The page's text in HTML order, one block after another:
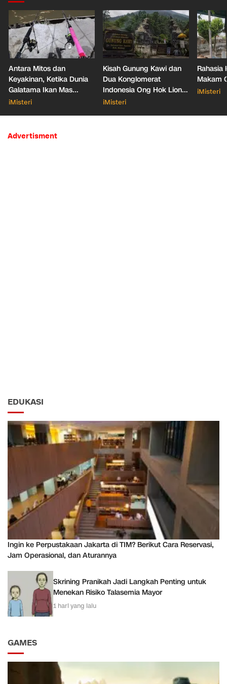
Antara Mitos dan
Keyakinan, Ketika Dunia
Galatama Ikan Mas
Bersentuhan dengan Hal
iMisteri
Kisah Gunung Kawi dan
Dua Konglomerat
Indonesia Ong Hok Liong
hingga Liem Sioe Liong
iMisteri
Rahasia
Makam
iMisteri
Advertisment
EDUKASI
Ingin ke Perpustakaan Jakarta di TIM? Berikut Cara Reservasi,
Jam Operasional, dan Aturannya
Skrining Pranikah Jadi Langkah Penting untuk
Menekan Risiko Talasemia Mayor
1 hari yang lalu
GAMES